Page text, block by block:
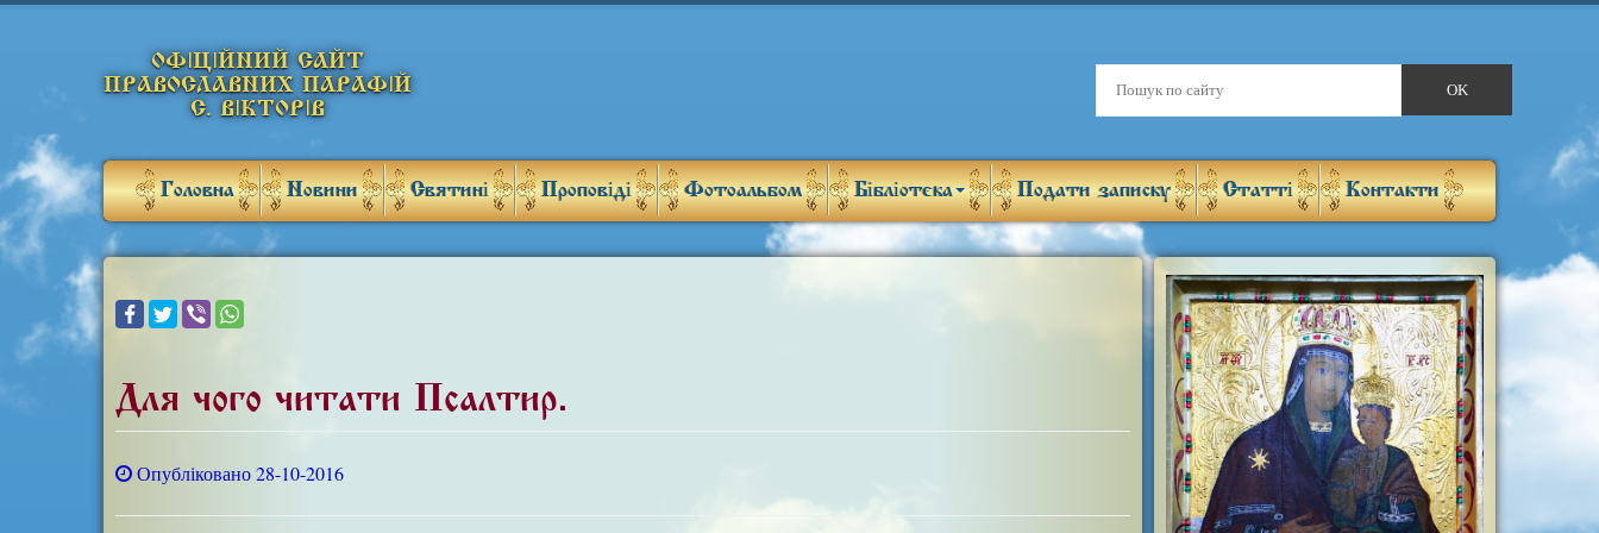
ОФІЦІЙНИЙ САЙТ
ПРАВОСЛАВНИХ ПАРАФІЙ
С. ВІКТОРІВ
Головна Новини Святині Проповіді Фотоальбом Бібліотека Подати записку Статті Контакти
Для чого читати Псалтир.
Опубліковано 28-10-2016